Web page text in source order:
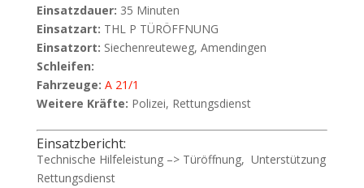
Einsatzdauer: 35 Minuten
Einsatzart: THL P TÜRÖFFNUNG
Einsatzort: Siechenreuteweg, Amendingen
Schleifen:
Fahrzeuge: A 21/1
Weitere Kräfte: Polizei, Rettungsdienst
Einsatzbericht:
Technische Hilfeleistung –> Türöffnung, Unterstützung
Rettungsdienst